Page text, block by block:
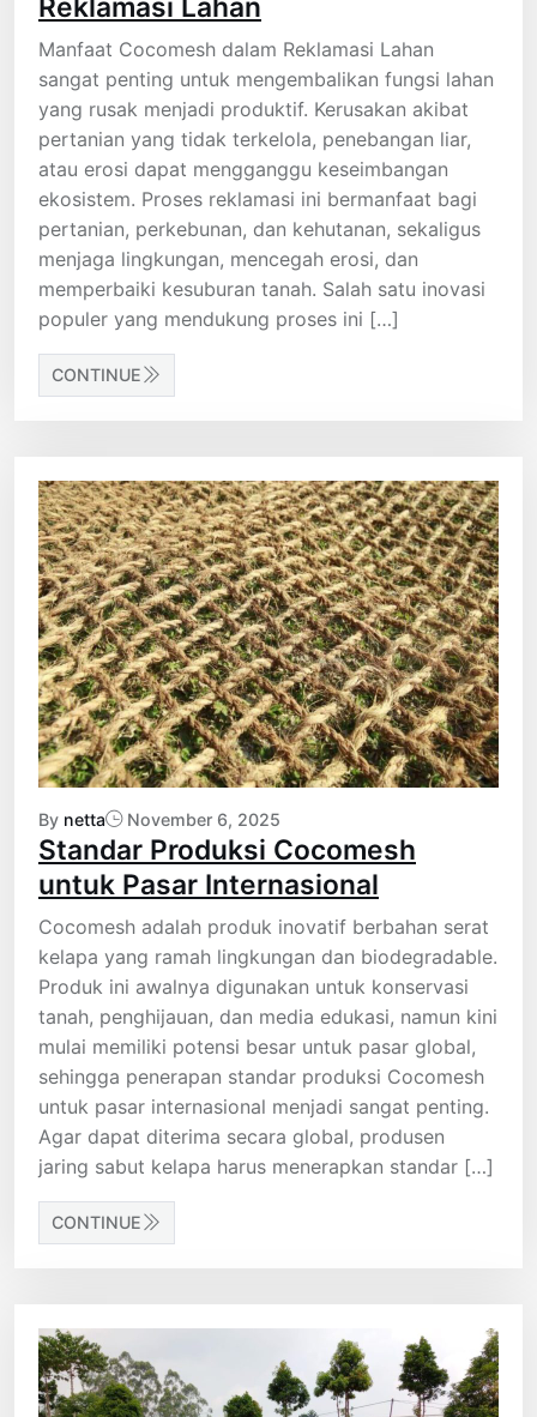
Reklamasi Lahan
Manfaat Cocomesh dalam Reklamasi Lahan
sangat penting untuk mengembalikan fungsi lahan
yang rusak menjadi produktif. Kerusakan akibat
pertanian yang tidak terkelola, penebangan liar,
atau erosi dapat mengganggu keseimbangan
ekosistem. Proses reklamasi ini bermanfaat bagi
pertanian, perkebunan, dan kehutanan, sekaligus
menjaga lingkungan, mencegah erosi, dan
memperbaiki kesuburan tanah. Salah satu inovasi
populer yang mendukung proses ini […]
CONTINUE
By netta November 6, 2025
Standar Produksi Cocomesh
untuk Pasar Internasional
Cocomesh adalah produk inovatif berbahan serat
kelapa yang ramah lingkungan dan biodegradable.
Produk ini awalnya digunakan untuk konservasi
tanah, penghijauan, dan media edukasi, namun kini
mulai memiliki potensi besar untuk pasar global,
sehingga penerapan standar produksi Cocomesh
untuk pasar internasional menjadi sangat penting.
Agar dapat diterima secara global, produsen
jaring sabut kelapa harus menerapkan standar […]
CONTINUE